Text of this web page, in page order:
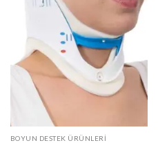
BOYUN DESTEK ÜRÜNLERI